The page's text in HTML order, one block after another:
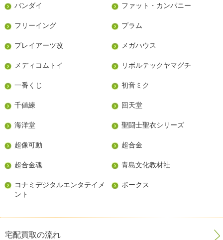
バンダイ ファット・カンパニー
フリーイング プラム
プレイアーツ改 メガハウス
メディコムトイ リボルテックヤマグチ
一番くじ 初音ミク
千値練 回天堂
海洋堂 聖闘士聖衣シリーズ
超像可動 超合金
超合金魂 青島文化教材社
コナミデジタルエンタテイメ
ント
ボークス
宅配買取の流れ